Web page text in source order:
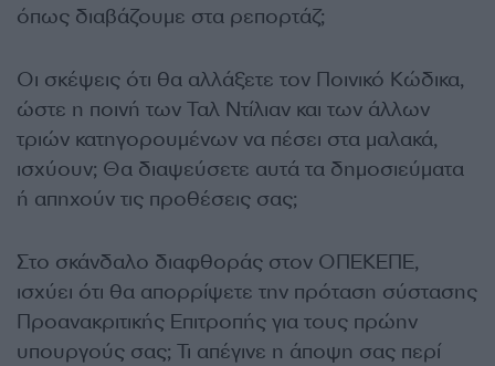
όπως διαβάζουμε στα ρεπορτάζ;
Οι σκέψεις ότι θα αλλάξετε τον Ποινικό Κώδικα,
ώστε η ποινή των Ταλ Ντίλιαν και των άλλων
τριών κατηγορουμένων να πέσει στα μαλακά,
ισχύουν; Θα διαψεύσετε αυτά τα δημοσιεύματα
ή απηχούν τις προθέσεις σας;
Στο σκάνδαλο διαφθοράς στον ΟΠΕΚΕΠΕ,
ισχύει ότι θα απορρίψετε την πρόταση σύστασης
Προανακριτικής Επιτροπής για τους πρώην
υπουργούς σας; Τι απέγινε η άποψη σας περί